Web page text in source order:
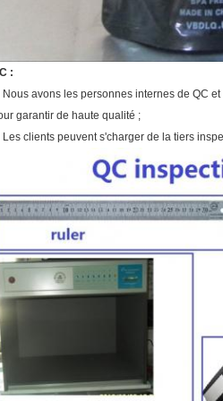
:
Nous avons les personnes internes de QC
garantir de haute qualité ;
Les clients peuvent s'charger de la tiers